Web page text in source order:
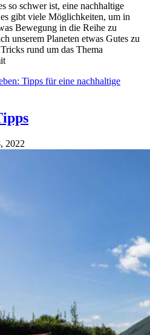
so schwer ist, eine nachhaltige
gibt viele Möglichkeiten, um in
Bewegung in die Reihe zu
unserem Planeten etwas Gutes zu
rund um das Thema
Tipps für eine nachhaltige
2022